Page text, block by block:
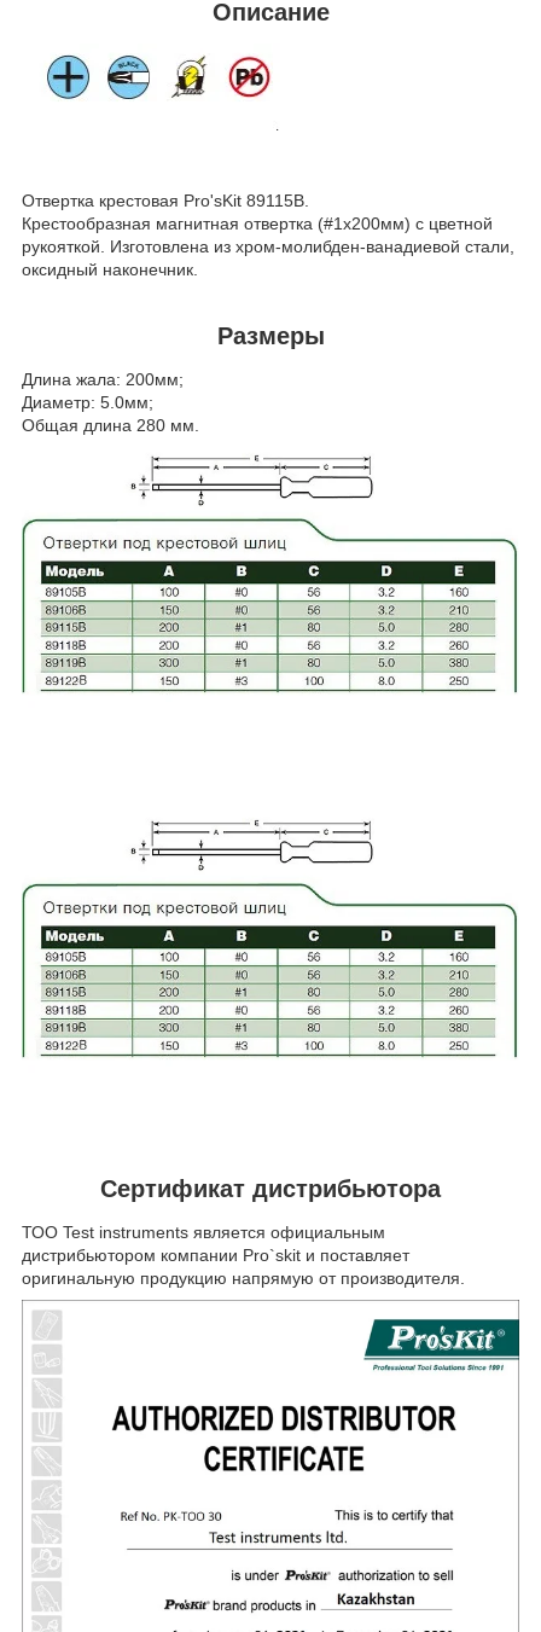
Описание
Отвертка крестовая Pro'sKit 89115B.
Крестообразная магнитная отвертка (#1x200мм) с цветной
рукояткой. Изготовлена из хром-молибден-ванадиевой стали,
оксидный наконечник.
Размеры
Длина жала: 200мм;
Диаметр: 5.0мм;
Общая длина 280 мм.
Сертификат дистрибьютора
ТОО Test instruments является официальным
дистрибьютором компании Pro`skit и поставляет
оригинальную продукцию напрямую от производителя.